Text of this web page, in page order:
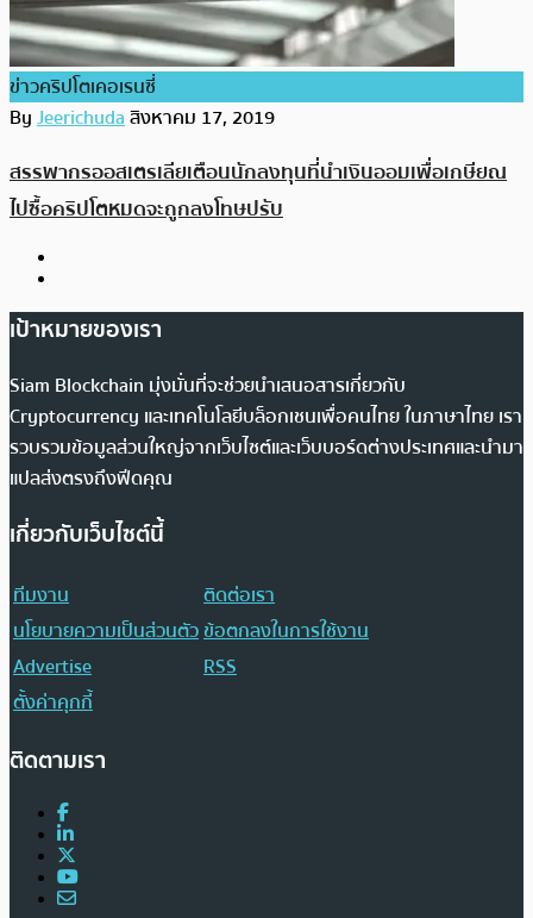
ข่าวคริปโตเคอเรนซี่
ByJeerichudaสิงหาคม 17, 2019
สรรพากรออสเตรเลียเตือนนักลงทุนที่นำเงินออมเพื่อเกษียณ
ไปซื้อคริปโตหมดจะถูกลงโทษปรับ
เป้าหมายของเรา
Siam Blockchain มุ่งมั่นที่จะช่วยนำเสนอสารเกี่ยวกับ
Cryptocurrency และเทคโนโลยีบล็อกเชนเพื่อคนไทย ในภาษาไทย เรา
รวบรวมข้อมูลส่วนใหญ่จากเว็บไซต์และเว็บบอร์ดต่างประเทศและนำมา
แปลส่งตรงถึงฟีดคุณ
เกี่ยวกับเว็บไซต์นี้
ทีมงาน
ติดต่อเรา
นโยบายความเป็นส่วนตัวข้อตกลงในการใช้งาน
Advertise
RSS
ตั้งค่าคุกกี้
ติดตามเรา